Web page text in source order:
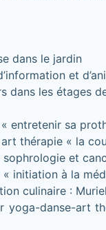
dans le jardin
et
dans les étages
« entretenir sa
art thérapie « la
sophrologie et
« initiation à la
culinaire :
yoga-danse-art